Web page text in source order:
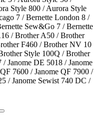
Style 800 / Aurora Style
7 / Bernette London 8 /
Sew&Go 7 / Bernette
/ Brother A50 / Brother
F460 / Brother NV 10
Style 100Q / Brother
Janome DE 5018 / Janome
7600 / Janome QF 7900 /
/ Janome Sewist 740 DC /